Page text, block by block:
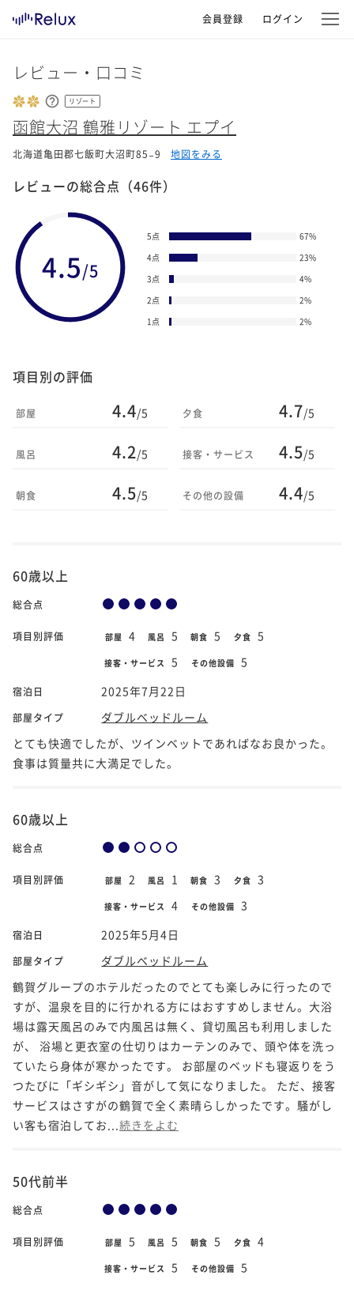
会員登録 ログイン
レビュー・口コミ
リゾート
函館大沼 鶴雅リゾート エプイ
北海道亀田郡七飯町大沼町85−9 地図をみる
レビューの総合点 （46件）
4.5/5
5点 67%
4点
23%
3点
4%
2点
2%
1点
2%
項目別の評価
部屋 4.4/5
風呂 4.2/5
朝食 4.5/5
夕食 4.7/5
接客・サービス 4.5/5
その他の設備 4.4/5
60歳以上
総合点
項目別評価 部屋 4 風呂 5 朝食 5 夕食 5
接客・サービス 5 その他設備 5
宿泊日 2025年7月22日
部屋タイプ
ダブルベッドルーム
とても快適でしたが、ツインベットであればなお良かった。
食事は質量共に大満足でした。
60歳以上
総合点
項目別評価 部屋 2 風呂 1 朝食 3 夕食 3
接客・サービス 4 その他設備 3
宿泊日 2025年5月4日
部屋タイプ
ダブルベッドルーム
鶴賀グループのホテルだったのでとても楽しみに行ったので
すが、温泉を目的に行かれる方にはおすすめしません。大浴
場は露天風呂のみで内風呂は無く、貸切風呂も利用しました
が、 浴場と更衣室の仕切りはカーテンのみで、頭や体を洗っ
ていたら身体が寒かったです。 お部屋のベッドも寝返りをう
つたびに「ギシギシ」音がして気になりました。 ただ、接客
サービスはさすがの鶴賀で全く素晴らしかったです。騒がし
い客も宿泊してお... 続きをよむ
50代前半
総合点
項目別評価 部屋 5 風呂 5 朝食 5 夕食 4
接客・サービス 5 その他設備 5